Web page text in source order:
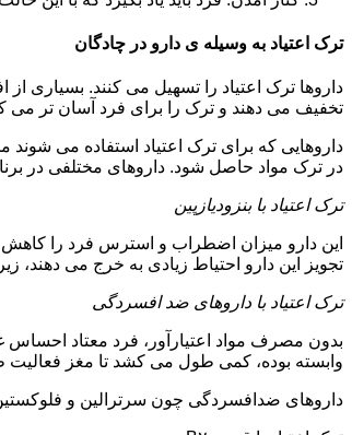
ترک اعتیاد به وسیله ی دارو در چادگان
داروها ترک اعتیاد را تسهیل می کنند. بسیاری از
تخفیف می دهند و ترک را برای فرد آسان تر می
داروهایی که برای ترک اعتیاد استفاده می شوند
در ترک مواد حاصل شود. داروهای مختلفی در
ترک اعتیاد با بنزودیازپین
این دارو میزان اضطراب و استرس فرد را کاهش
تجویز این دارو احتیاط زیادی به خرج می دهند،
ترک اعتیاد با داروهای ضد افسردگی
بدون مصرف مواد اعتیارآور، فرد معتاد
وابسته بوده، کمی طول می کشد تا مغز فعالیت
داروهای ضدافسردگی چون سرترالین و